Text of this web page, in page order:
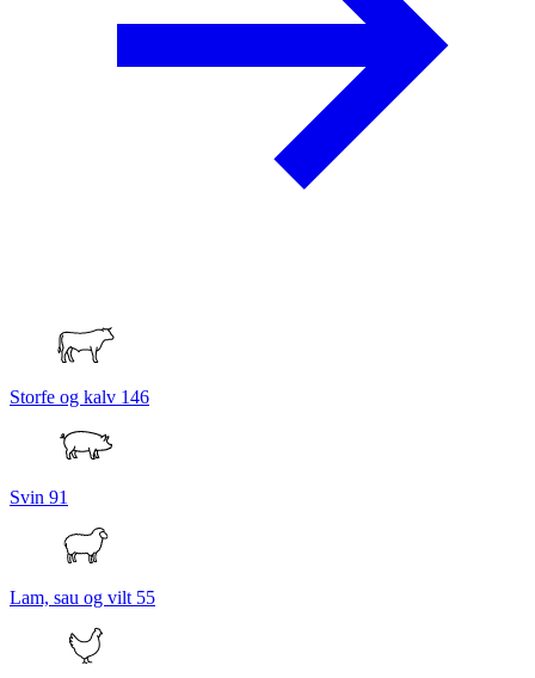
Storfe og kalv 146
Svin 91
Lam, sau og vilt 55